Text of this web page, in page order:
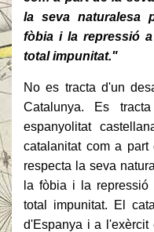
la seva naturalesa
fòbia i la repressió
total impunitat."
No es tracta d'un
Catalunya.
Es
espanyolitat
catalanitat com a
respecta la seva
la fòbia i la
total impunitat.
El
d'Espanya i a l'exèrcit